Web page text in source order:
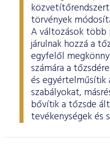
ESG Útmutató
törvények
A változások
járulnak hozzá a
egyfelől
számára a
és egyértelműsítik
szabályokat,
bővítik a tőzsde
tevékenységek és